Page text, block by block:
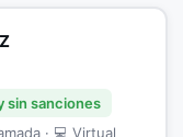
sin sanciones
· 💻 Virtual